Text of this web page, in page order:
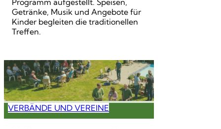
Programm aufgestellt. Speisen,
Getränke, Musik und Angebote für
Kinder begleiten die traditionellen
Treffen.
VERBÄNDE UND VEREINE